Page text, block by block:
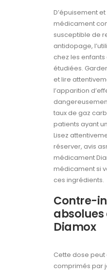
D’épuisement
médicament
susceptible de
antidopage,
chez les
étudiées.
et lire
l’apparition
taux de gaz
patients ayant
Lisez
réserver, avis
médicament
médicament si
ces ingrédients.
Contre-
absolues
Diamox
Cette dose peut
comprimés par